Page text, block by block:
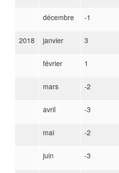
décembre -1
2018 janvier 3
février 1
mars -2
avril -3
mai -2
juin -3